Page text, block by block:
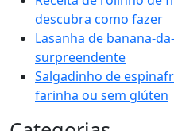
descubra como fazer
Lasanha de banana-
surpreendente
Salgadinho de
farinha ou sem glúten